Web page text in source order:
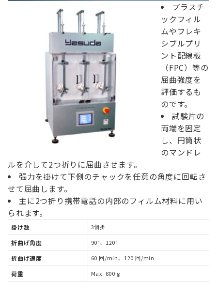
プラスチ
ックフィル
ムやフレキ
シブルプリ
ント配線板
（FPC）等の
屈曲強度を
評価するも
のです。
試験片の
両端を固定
し、円筒状
のマンドレ
ルを介して2つ折りに屈曲させます。
張力を掛けて下側のチャックを任意の角度に回転さ
せて屈曲します。
主に2つ折り携帯電話の内部のフィルム材料に用い
られます。
掛け数 3個掛
折曲げ角度 90°、120°
折曲げ速度 60 回/min、120 回/min
荷重 Max. 800 g